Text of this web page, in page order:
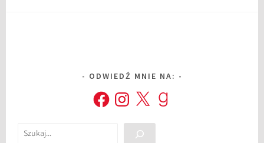
ODWIEDŹ MNIE NA:
FacebookInstagram
X Goodreads
Szukaj